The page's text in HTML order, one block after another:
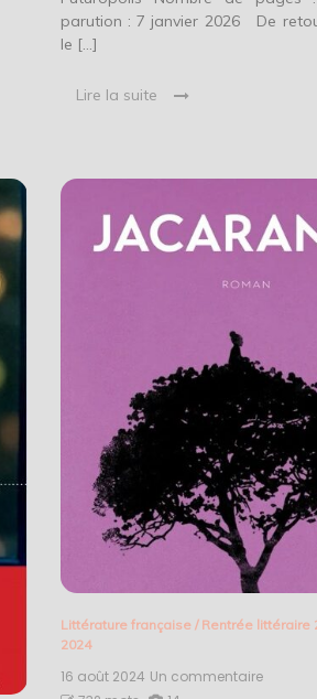
parution : 7 janvier 2026 De
le […]
Lire la suite
Littérature française/ Rentrée littéraire
2024
16 août 2024 Un commentairesur